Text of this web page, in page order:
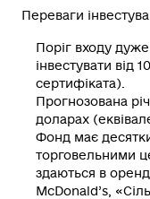
Переваги
Поріг входу
інвестувати від
сертифіката).
Прогнозована
доларах
Фонд має
торговельними
здаються в
McDonald’s,